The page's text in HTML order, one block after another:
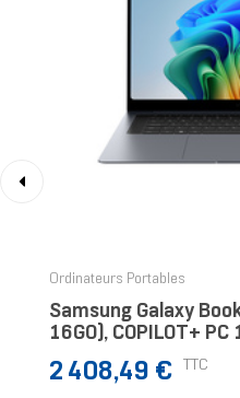
Ordinateurs Portables
Samsung Galaxy
16GO), COPILOT+
16 Go Gris 512 Go
Prix
2 408,49 € TTC